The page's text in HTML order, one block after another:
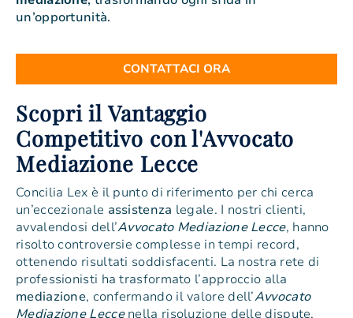
un’opportunità.
CONTATTACI ORA
Scopri il Vantaggio
Competitivo con l'Avvocato
Mediazione Lecce
Concilia Lex è il punto di riferimento per chi cerca
un’eccezionale assistenza legale. I nostri clienti,
avvalendosi dell’Avvocato Mediazione Lecce, hanno
risolto controversie complesse in tempi record,
ottenendo risultati soddisfacenti. La nostra rete di
professionisti ha trasformato l’approccio alla
mediazione, confermando il valore dell’Avvocato
Mediazione Leccenella risoluzione delle dispute.